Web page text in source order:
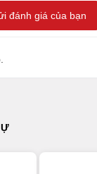
đánh giá của bạn